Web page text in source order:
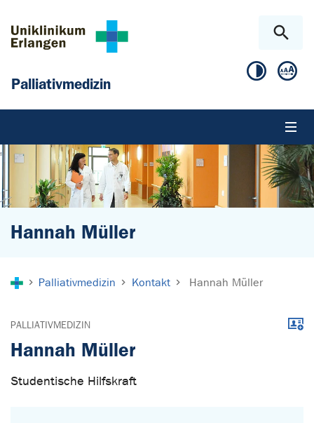
Palliativmedizin
Hannah Müller
Palliativmedizin Kontakt Hannah Müller
PALLIATIVMEDIZIN
Hannah Müller
Studentische Hilfskraft